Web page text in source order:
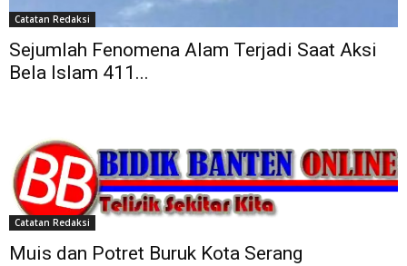
Catatan Redaksi
Sejumlah Fenomena Alam Terjadi Saat Aksi
Bela Islam 411...
Catatan Redaksi
Muis dan Potret Buruk Kota Serang